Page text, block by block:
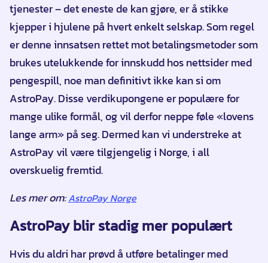
tjenester – det eneste de kan gjøre, er å stikke
kjepper i hjulene på hvert enkelt selskap. Som regel
er denne innsatsen rettet mot betalingsmetoder som
brukes utelukkende for innskudd hos nettsider med
pengespill, noe man definitivt ikke kan si om
AstroPay. Disse verdikupongene er populære for
mange ulike formål, og vil derfor neppe føle «lovens
lange arm» på seg. Dermed kan vi understreke at
AstroPay vil være tilgjengelig i Norge, i all
overskuelig fremtid.
Les mer om:AstroPay Norge
AstroPay blir stadig mer populært
Hvis du aldri har prøvd å utføre betalinger med